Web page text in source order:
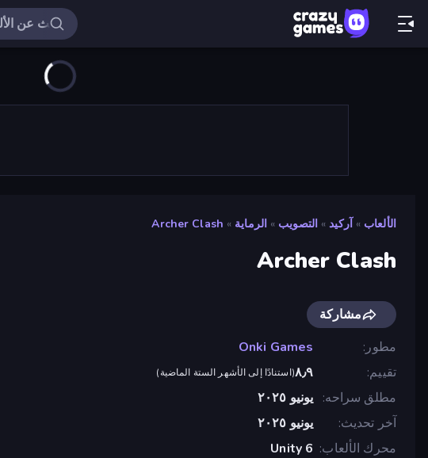
الألعاب » آركيد » التصويب » الرماية »
Archer Clash
Archer Clash
مشاركة
مطور
Onki Games
تقييم
٨٫٩(استنادًا إلى الأشهر الستة الماضية)
مطلق سراحه
يونيو ٢٠٢٥
آخر تحديث
يونيو ٢٠٢٥
محرك الألعاب Unity 6